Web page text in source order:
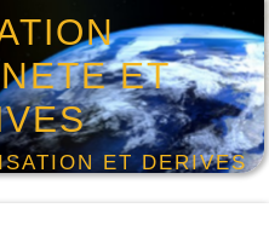
ET
ET DERIVES